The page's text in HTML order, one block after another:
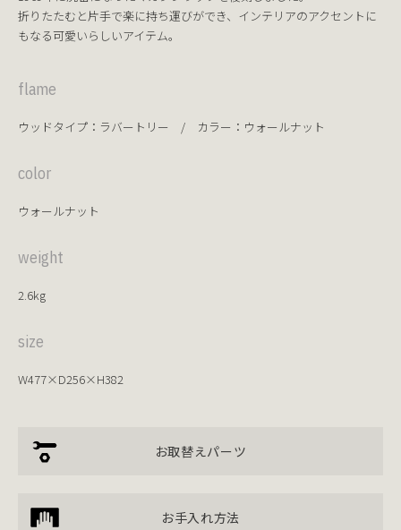
折りたたむと片手で楽に持ち運びができ、インテリアのアクセントに
もなる可愛いらしいアイテム。
flame
ウッドタイプ：ラバートリー / カラー：ウォールナット
color
ウォールナット
weight
2.6kg
size
W477×D256×H382
お取替えパーツ
お手入れ方法